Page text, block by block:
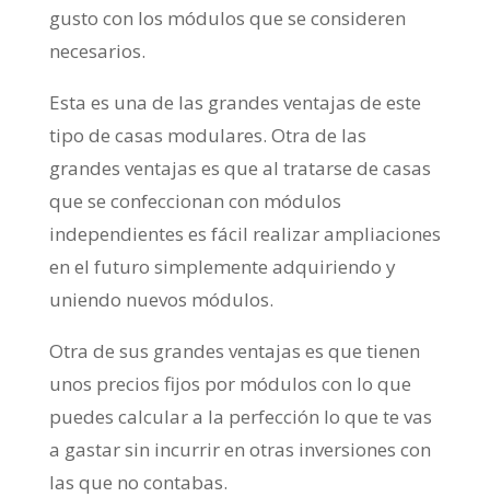
gusto con los módulos que se consideren
necesarios.
Esta es una de las grandes ventajas de este
tipo de casas modulares. Otra de las
grandes ventajas es que al tratarse de casas
que se confeccionan con módulos
independientes es fácil realizar ampliaciones
en el futuro simplemente adquiriendo y
uniendo nuevos módulos.
Otra de sus grandes ventajas es que tienen
unos precios fijos por módulos con lo que
puedes calcular a la perfección lo que te vas
a gastar sin incurrir en otras inversiones con
las que no contabas.